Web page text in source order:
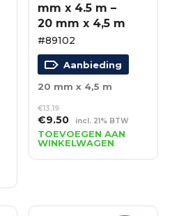
mm x 4.5 m –
20 mm x 4,5 m
#89102
Aanbieding
20 mm x 4,5 m
€13.19
Oorspronkelijke
prijs
was:
€13.19.
€9.50Huidige
prijs
is:
€9.50.
incl. 21% BTW
TOEVOEGEN AAN
WINKELWAGEN